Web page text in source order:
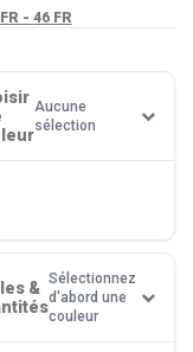
- 46 FR
Aucune
sélection
& Sélectionnez
d'abord une
couleur